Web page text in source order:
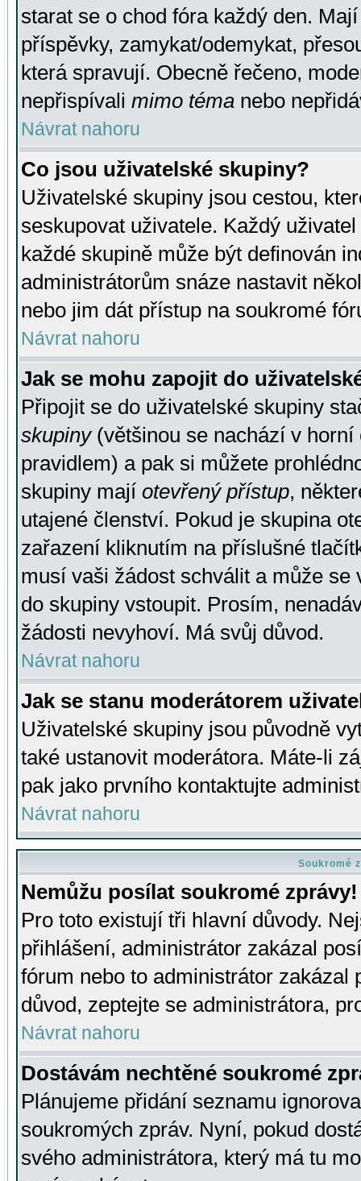
starat se o chod fóra každý den.
příspěvky, zamykat/odemykat,
která spravují. Obecně řečeno,
nepřispívali mimo téma nebo
Návrat nahoru
Co jsou uživatelské skupiny?
Uživatelské skupiny jsou cestou,
seskupovat uživatele. Každý
každé skupině může být definován
administrátorům snáze nastavit
nebo jim dát přístup na soukromé
Návrat nahoru
Jak se mohu zapojit do
Připojit se do uživatelské skupiny
skupiny(většinou se nachází v horní
pravidlem) a pak si můžete
skupiny mají otevřený přístup,
utajené členství. Pokud je skupina
zařazení kliknutím na příslušné
musí vaši žádost schválit a může se
do skupiny vstoupit. Prosím,
žádosti nevyhoví. Má svůj důvod.
Návrat nahoru
Jak se stanu moderátorem
Uživatelské skupiny jsou původně
také ustanovit moderátora. Máte-li
pak jako prvního kontaktujte
Návrat nahoru
Soukromé
Nemůžu posílat soukromé zprávy!
Pro toto existují tři hlavní důvody.
přihlášení, administrátor zakázal
fórum nebo to administrátor zakázal
důvod, zeptejte se administrátora,
Návrat nahoru
Dostávám nechtěné soukromé
Plánujeme přidání seznamu
soukromých zpráv. Nyní, pokud
svého administrátora, který má tu